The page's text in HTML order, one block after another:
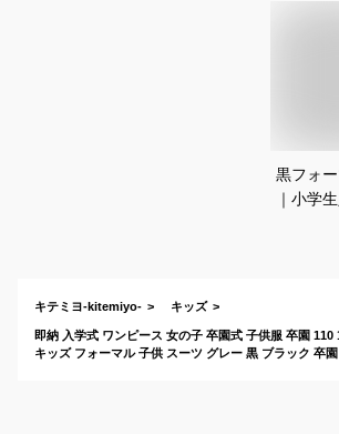
黒フォ
｜小学
キテミヨ-kitemiyo- キッズ
即納 入学式 ワンピース 女の子 卒園式 子供服 卒園 110
キッズ フォーマル 子供 スーツ グレー 黒 ブラック 卒園